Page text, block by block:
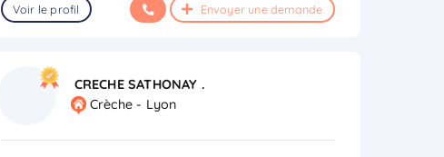
Voir le profil Envoyer une demande
CRECHE SATHONAY .
Crèche - Lyon